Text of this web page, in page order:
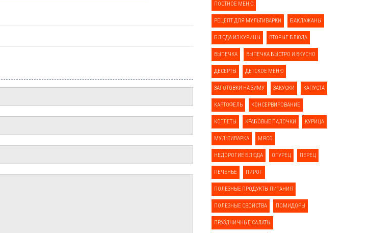
ПОСТНОЕ МЕНЮ
РЕЦЕПТ ДЛЯ МУЛЬТИВАРКИ БАКЛАЖАНЫ
БЛЮДА ИЗ КУРИЦЫ ВТОРЫЕ БЛЮДА
ВЫПЕЧКА ВЫПЕЧКА БЫСТРО И ВКУСНО
ДЕСЕРТЫ ДЕТСКОЕ МЕНЮ
ЗАГОТОВКИ НА ЗИМУ ЗАКУСКИ КАПУСТА
КАРТОФЕЛЬ КОНСЕРВИРОВАНИЕ
КОТЛЕТЫ КРАБОВЫЕ ПАЛОЧКИ КУРИЦА
МУЛЬТИВАРКА МЯСО
НЕДОРОГИЕ БЛЮДА ОГУРЕЦ ПЕРЕЦ
ПЕЧЕНЬЕ ПИРОГ
ПОЛЕЗНЫЕ ПРОДУКТЫ ПИТАНИЯ
ПОЛЕЗНЫЕ СВОЙСТВА ПОМИДОРЫ
ПРАЗДНИЧНЫЕ САЛАТЫ